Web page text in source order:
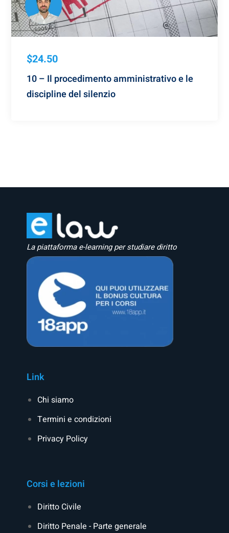
$24.50
10 – Il procedimento amministrativo e le
discipline del silenzio
La piattaforma e-learning per studiare diritto
Link
Chi siamo
Termini e condizioni
Privacy Policy
Corsi e lezioni
Diritto Civile
Diritto Penale - Parte generale